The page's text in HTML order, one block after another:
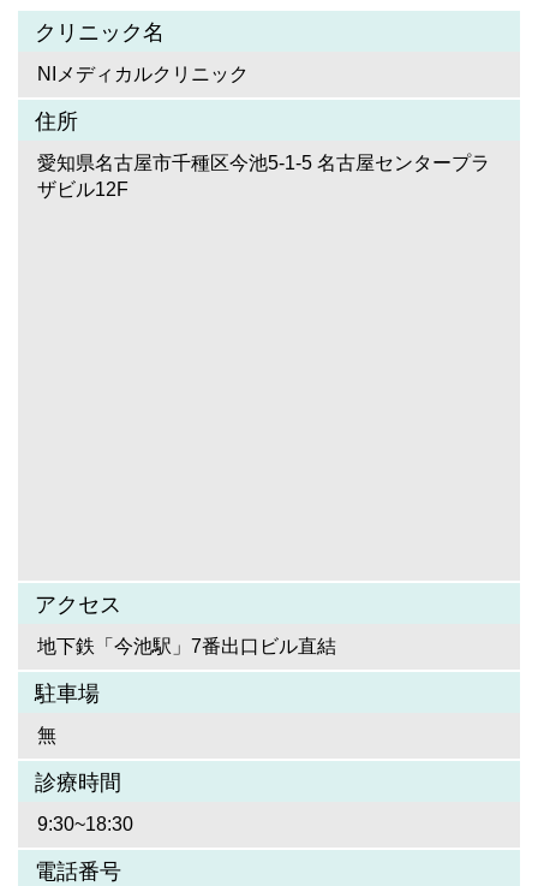
クリニック名
NIメディカルクリニック
住所
愛知県名古屋市千種区今池5-1-5 名古屋センタープラ
ザビル12F
アクセス
地下鉄「今池駅」7番出口ビル直結
駐車場
無
診療時間
9:30~18:30
電話番号